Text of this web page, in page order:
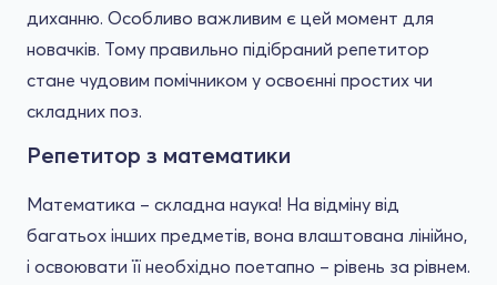
диханню. Особливо важливим є цей момент для
новачків. Тому правильно підібраний репетитор
стане чудовим помічником у освоєнні простих чи
складних поз.
Репетитор з математики
Математика – складна наука! На відміну від
багатьох інших предметів, вона влаштована лінійно,
і освоювати її необхідно поетапно – рівень за рівнем.